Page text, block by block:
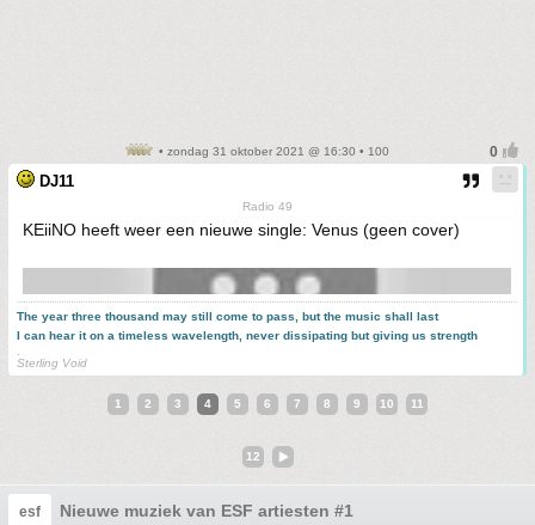
• zondag 31 oktober 2021 @ 16:30 • 100
DJ11
Radio 49
KEiiNO heeft weer een nieuwe single: Venus (geen cover)
The year three thousand may still come to pass, but the music shall last
I can hear it on a timeless wavelength, never dissipating but giving us strength
Sterling Void
1 2 3 4 5 6 7 8 9 10 11
12
esf Nieuwe muziek van ESF artiesten #1